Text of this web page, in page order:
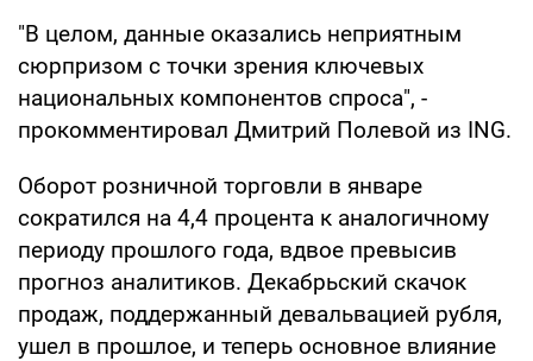
"В целом, данные оказались неприятным
сюрпризом с точки зрения ключевых
национальных компонентов спроса", -
прокомментировал Дмитрий Полевой из ING.
Оборот розничной торговли в январе
сократился на 4,4 процента к аналогичному
периоду прошлого года, вдвое превысив
прогноз аналитиков. Декабрьский скачок
продаж, поддержанный девальвацией рубля,
ушел в прошлое, и теперь основное влияние